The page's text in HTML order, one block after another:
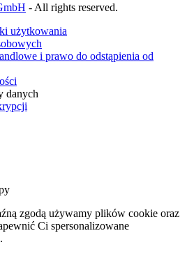
- All rights reserved.
użytkowania
i prawo do odstąpienia od
danych
zgodą używamy plików cookie oraz
Ci spersonalizowane